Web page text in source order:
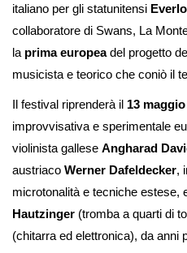
italiano per gli statunitensi
collaboratore di Swans, La
la prima europeadel progetto
musicista e teorico che coniò il
Il festival riprenderà il 13 maggio
improvvisativa e sperimentale
violinista gallese Angharad
austriaco Werner Dafeldecker,
microtonalità e tecniche estese,
Hautzinger (tromba a quarti di
(chitarra ed elettronica), da anni